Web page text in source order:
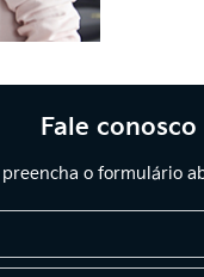
Fale conosco
o formulário